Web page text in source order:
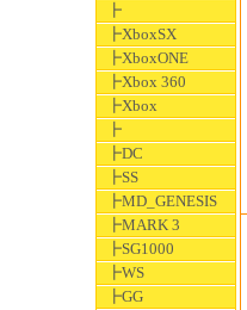
┣
┣XboxSX
┣XboxONE
┣Xbox 360
┣Xbox
┣
┣DC
┣SS
┣MD_GENESIS
┣MARK 3
┣SG1000
┣WS
┣GG